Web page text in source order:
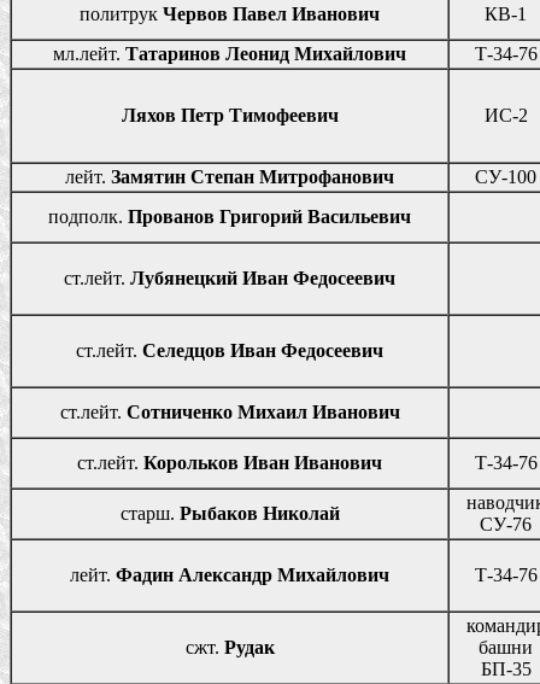
политрук Червов Павел Иванович
КВ-1
мл.лейт. Татаринов Леонид Михайлович Т-34-76
Ляхов Петр Тимофеевич ИС-2
лейт. Замятин Степан Митрофанович
СУ-100
подполк. Прованов Григорий Васильевич
ст.лейт. Лубянецкий Иван Федосеевич
ст.лейт. Селедцов Иван Федосеевич
ст.лейт. Сотниченко Михаил Иванович
ст.лейт. Корольков Иван Иванович Т-34-76
старш. Рыбаков Николай
СУ-76
лейт. Фадин Александр Михайлович Т-34-76
сжт. Рудак
башни
БП-35